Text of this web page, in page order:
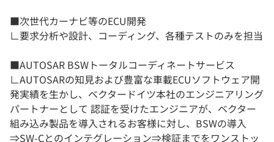
■次世代カーナビ等のECU開発
∟要求分析や設計、コーディング、各種テストのみを担当
■AUTOSAR BSWトータルコーディネートサービス
∟AUTOSARの知見および豊富な車載ECUソフトウェア開
発実績を生かし、ベクタードイツ本社のエンジニアリング
パートナーとして 認証を受けたエンジニアが、ベクター
組み込み製品を導入されるお客様に対し、BSWの導入
⇒SW-Cとのインテグレーション⇒検証までをワンストッ